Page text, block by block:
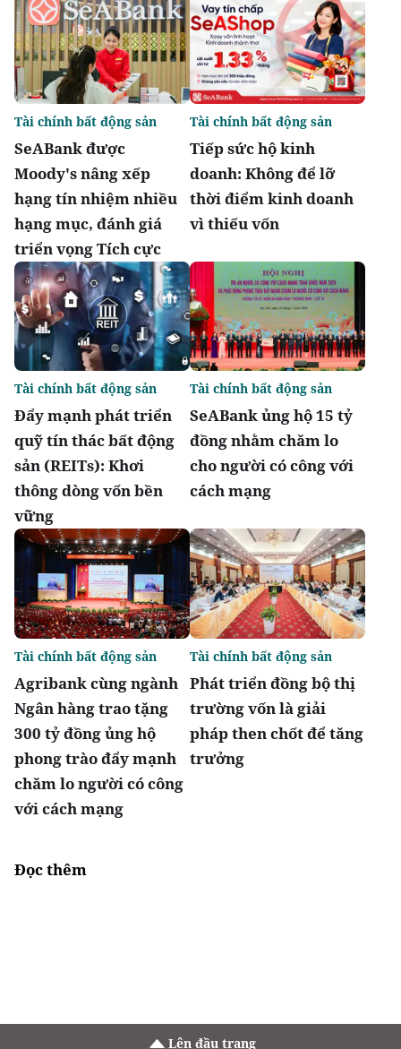
SeABank được
Moody's nâng xếp
hạng tín nhiệm nhiều
hạng mục, đánh giá
triển vọng Tích cực
Tài chính bất động sản
Tiếp sức hộ kinh
doanh: Không để lỡ
thời điểm kinh doanh
vì thiếu vốn
Tài chính bất động sản
Đẩy mạnh phát triển
quỹ tín thác bất động
sản (REITs): Khơi
thông dòng vốn bền
vững
Tài chính bất động sản
SeABank ủng hộ 15 tỷ
đồng nhằm chăm lo
cho người có công với
cách mạng
Tài chính bất động sản
Agribank cùng ngành
Ngân hàng trao tặng
300 tỷ đồng ủng hộ
phong trào đẩy mạnh
chăm lo người có công
với cách mạng
Tài chính bất động sản
Phát triển đồng bộ thị
trường vốn là giải
pháp then chốt để tăng
trưởng
Tài chính bất động sản
Đọc thêm
Lên đầu trang